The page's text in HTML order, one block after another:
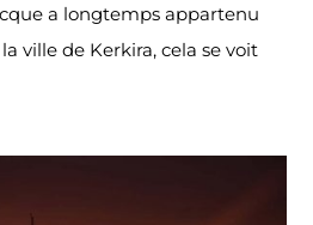
a longtemps appartenu
ville de Kerkira, cela se voit